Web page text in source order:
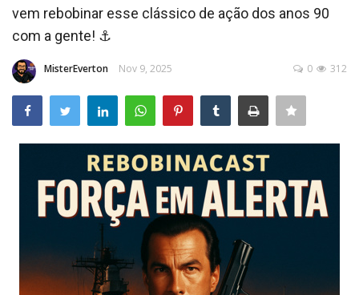
vem rebobinar esse clássico de ação dos anos 90
com a gente! ⚓
MisterEverton Nov 9, 2025 312
0